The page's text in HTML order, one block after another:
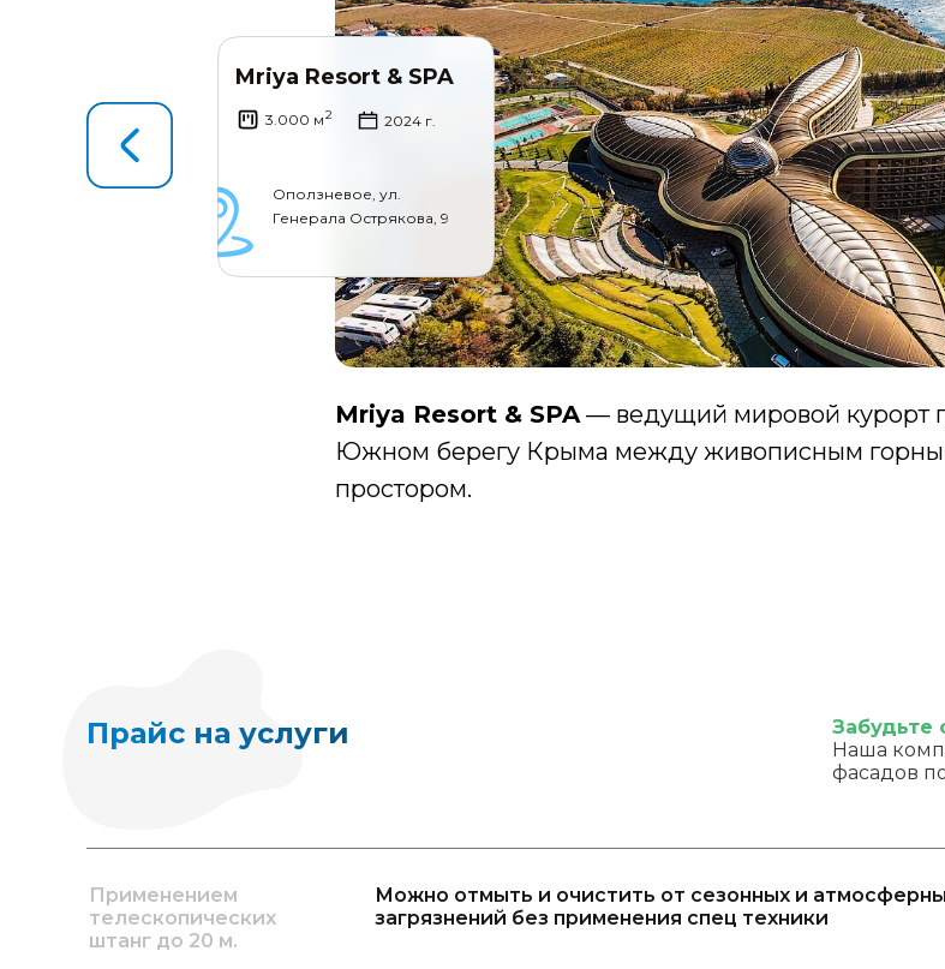
Mriya Resort & SPA
Оползневое, ул.
Генерала Острякова, 9
3.000 м2 2024 г.
Mriya Resort & SPA— ведущий мировой курорт
Южном берегу Крыма между живописным
простором.
Применением
телескопических
штанг до 20 м.
Можно отмыть и очистить от сезонных и
загрязнений без применения спец техники
Забудьте
Наша
фасадов
Прайс на услуги